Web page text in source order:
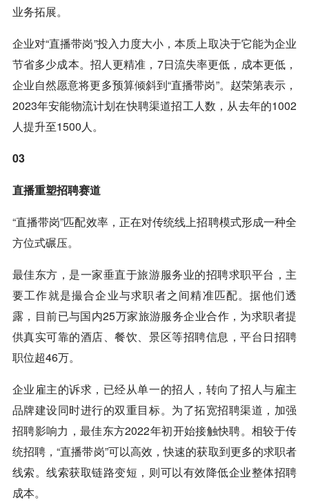
业务拓展。
企业对“直播带岗”投入力度大小，本质上取决于它能为企业
节省多少成本。招人更精准，7日流失率更低，成本更低，
企业自然愿意将更多预算倾斜到“直播带岗”。赵荣第表示，
2023年安能物流计划在快聘渠道招工人数，从去年的1002
人提升至1500人。
03
直播重塑招聘赛道
“直播带岗”匹配效率，正在对传统线上招聘模式形成一种全
方位式碾压。
最佳东方，是一家垂直于旅游服务业的招聘求职平台，主
要工作就是撮合企业与求职者之间精准匹配。据他们透
露，目前已与国内25万家旅游服务企业合作，为求职者提
供真实可靠的酒店、餐饮、景区等招聘信息，平台日招聘
职位超46万。
企业雇主的诉求，已经从单一的招人，转向了招人与雇主
品牌建设同时进行的双重目标。为了拓宽招聘渠道，加强
招聘影响力，最佳东方2022年初开始接触快聘。相较于传
统招聘，“直播带岗”可以高效，快速的获取到更多的求职者
线索。线索获取链路变短，则可以有效降低企业整体招聘
成本。